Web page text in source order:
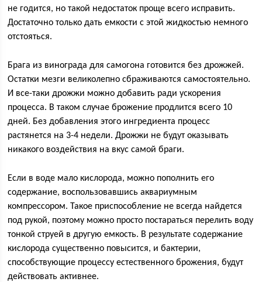
не годится, но такой недостаток проще всего исправить.
Достаточно только дать емкости с этой жидкостью немного
отстояться.
Брага из винограда для самогона готовится без дрожжей.
Остатки мезги великолепно сбраживаются самостоятельно.
И все-таки дрожжи можно добавить ради ускорения
процесса. В таком случае брожение продлится всего 10
дней. Без добавления этого ингредиента процесс
растянется на 3-4 недели. Дрожжи не будут оказывать
никакого воздействия на вкус самой браги.
Если в воде мало кислорода, можно пополнить его
содержание, воспользовавшись аквариумным
компрессором. Такое приспособление не всегда найдется
под рукой, поэтому можно просто постараться перелить воду
тонкой струей в другую емкость. В результате содержание
кислорода существенно повысится, и бактерии,
способствующие процессу естественного брожения, будут
действовать активнее.